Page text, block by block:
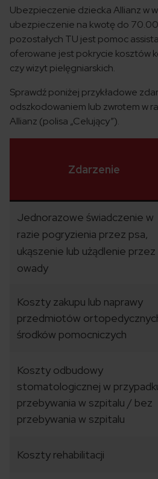
Ubezpieczenie dziecka Allianz w
ubezpieczenie na kwotę do
pozostałych TU jest pomoc
oferowane jest pokrycie kosztów
czy wizyt pielęgniarskich.
Sprawdź poniżej przykładowe
odszkodowaniem lub zwrotem w
Allianz (polisa „Celujący”).
Zdarzenie
Jednorazowe świadczenie w
razie pogryzienia przez psa,
ukąszenie lub użądlenie przez
owady
Koszty zakupu lub naprawy
przedmiotów
środków pomocniczych
Koszty odbudowy
stomatologicznej w
przebywania w szpitalu / bez
przebywania w szpitalu
Koszty rehabilitacji